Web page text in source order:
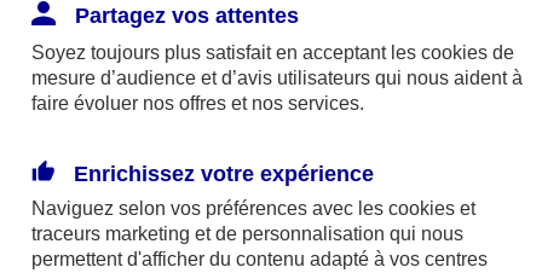
disponibles sur le site axa.fr.
AXA France IARD et AXA France Vie sont
mandataires exclusifs en opérations de
246 et n°13 005 764 (consultable
surwww.orias.fr)
Partagez vos attentes
Soyez toujours plus satisfait en acceptant les cookies de
mesure d’audience et d’avis utilisateurs qui nous aident à
faire évoluer nos offres et nos services.
Enrichissez votre expérience
Naviguez selon vos préférences avec les cookies et
traceurs marketing et de personnalisation qui nous
permettent d'afficher du contenu adapté à vos centres